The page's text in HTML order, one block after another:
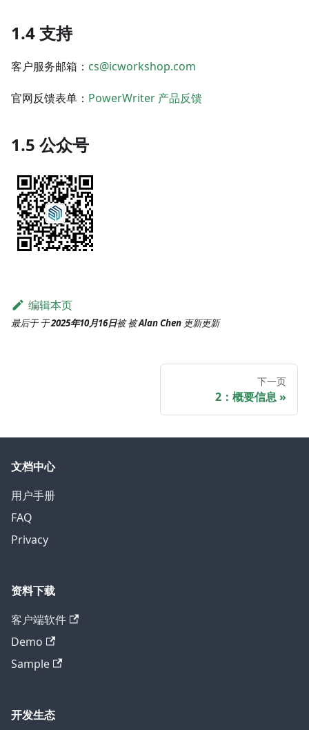
1.4 支持
客户服务邮箱： cs@icworkshop.com
官网反馈表单： PowerWriter 产品反馈
1.5 公众号
编辑本页
最后于于2025年10月16日被被Alan Chen 更新更新
下一页
2：概要信息
文档中心
用户手册
FAQ
Privacy
资料下载
客户端软件
Demo
Sample
开发生态